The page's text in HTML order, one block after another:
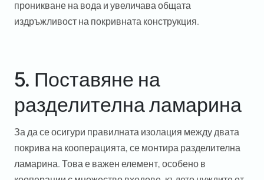
проникване на вода и увеличава общата
издръжливост на покривната конструкция.
5. Поставяне на
разделителна ламарина
За да се осигури правилната изолация между двата
покрива на кооперацията, се монтира разделителна
ламарина. Това е важен елемент, особено в